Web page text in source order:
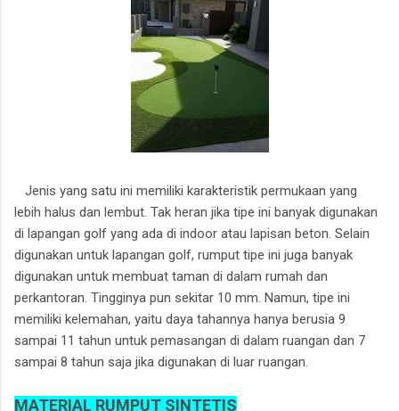
Jenis yang satu ini memiliki karakteristik permukaan yang
lebih halus dan lembut. Tak heran jika tipe ini banyak digunakan
di lapangan golf yang ada di indoor atau lapisan beton. Selain
digunakan untuk lapangan golf, rumput tipe ini juga banyak
digunakan untuk membuat taman di dalam rumah dan
perkantoran. Tingginya pun sekitar 10 mm. Namun, tipe ini
memiliki kelemahan, yaitu daya tahannya hanya berusia 9
sampai 11 tahun untuk pemasangan di dalam ruangan dan 7
sampai 8 tahun saja jika digunakan di luar ruangan.
MATERIAL RUMPUT SINTETIS